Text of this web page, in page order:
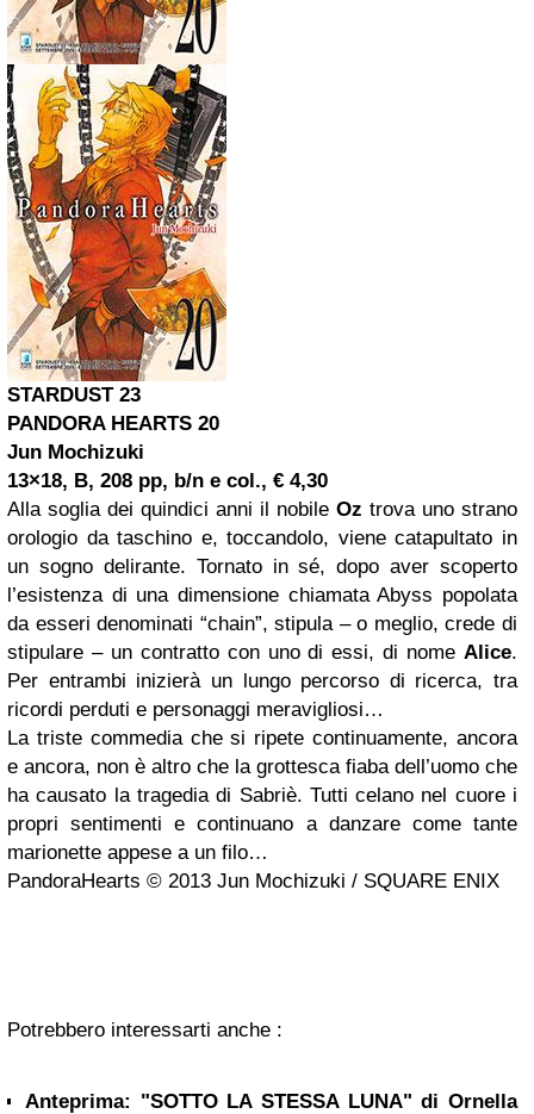
STARDUST 23
PANDORA HEARTS 20
Jun Mochizuki
13×18, B, 208 pp, b/n e col., € 4,30
Alla soglia dei quindici anni il nobile Oz trova uno strano
orologio da taschino e, toccandolo, viene catapultato in
un sogno delirante. Tornato in sé, dopo aver scoperto
l’esistenza di una dimensione chiamata Abyss popolata
da esseri denominati “chain”, stipula – o meglio, crede di
stipulare – un contratto con uno di essi, di nome Alice.
Per entrambi inizierà un lungo percorso di ricerca, tra
ricordi perduti e personaggi meravigliosi…
La triste commedia che si ripete continuamente, ancora
e ancora, non è altro che la grottesca fiaba dell’uomo che
ha causato la tragedia di Sabriè. Tutti celano nel cuore i
propri sentimenti e continuano a danzare come tante
marionette appese a un filo…
PandoraHearts © 2013 Jun Mochizuki / SQUARE ENIX
Potrebbero interessarti anche :
Anteprima: "SOTTO LA STESSA LUNA" di Ornella